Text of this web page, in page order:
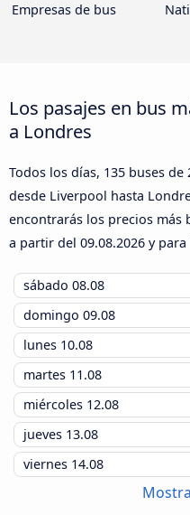
Empresas de bus
Los pasajes en bus
a Londres
Todos los días, 135 buses
desde Liverpool hasta
encontrarás los precios más
a partir del 09.08.2026 y
sábado 08.08
domingo 09.08
lunes 10.08
martes 11.08
miércoles 12.08
jueves 13.08
viernes 14.08